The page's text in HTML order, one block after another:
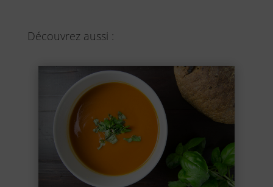
Découvrez aussi :